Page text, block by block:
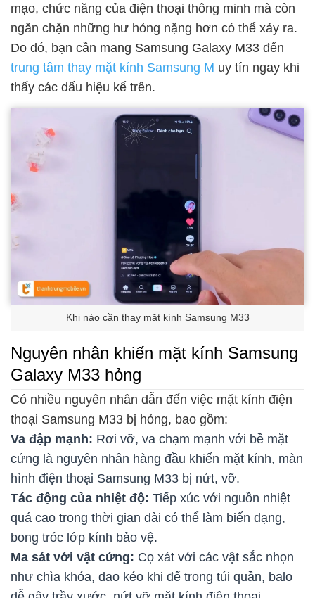
mạo, chức năng của điện thoại thông minh mà còn
ngăn chặn những hư hỏng nặng hơn có thể xảy ra.
Do đó, bạn cần mang Samsung Galaxy M33 đến
trung tâm thay mặt kính Samsung M uy tín ngay khi
thấy các dấu hiệu kể trên.
Khi nào cần thay mặt kính Samsung M33
Nguyên nhân khiến mặt kính Samsung
Galaxy M33 hỏng
Có nhiều nguyên nhân dẫn đến việc mặt kính điện
thoại Samsung M33 bị hỏng, bao gồm:
Va đập mạnh: Rơi vỡ, va chạm mạnh với bề mặt
cứng là nguyên nhân hàng đầu khiến mặt kính, màn
hình điện thoại Samsung M33 bị nứt, vỡ.
Tác động của nhiệt độ: Tiếp xúc với nguồn nhiệt
quá cao trong thời gian dài có thể làm biến dạng,
bong tróc lớp kính bảo vệ.
Ma sát với vật cứng: Cọ xát với các vật sắc nhọn
như chìa khóa, dao kéo khi để trong túi quần, balo